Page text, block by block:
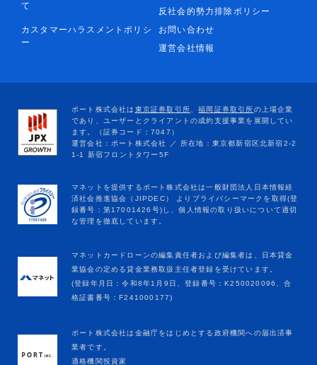
て
反社会的勢力排除ポリシー
カスタマーハラスメントポリシ
ー
お問い合わせ
運営会社情報
マネットカードローンの編集責任者および編集者は、日本貸金
業協会の定める貸金業務取扱主任者登録を受けています。
(登録年月日：令和8年1月9日、登録番号：K250020096、合
格証書番号：F241000177)
ポート株式会社は金融庁をはじめとする政府機関への届出済事
業者です。
適格機関投資家